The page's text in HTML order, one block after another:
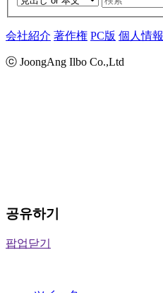
会社紹介 著作権 PC版 個人情報
ⓒ JoongAng Ilbo Co.,Ltd
공유하기
팝업닫기